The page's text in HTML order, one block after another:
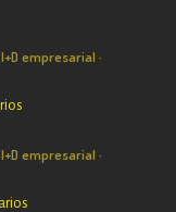
empresarial ·
empresarial ·